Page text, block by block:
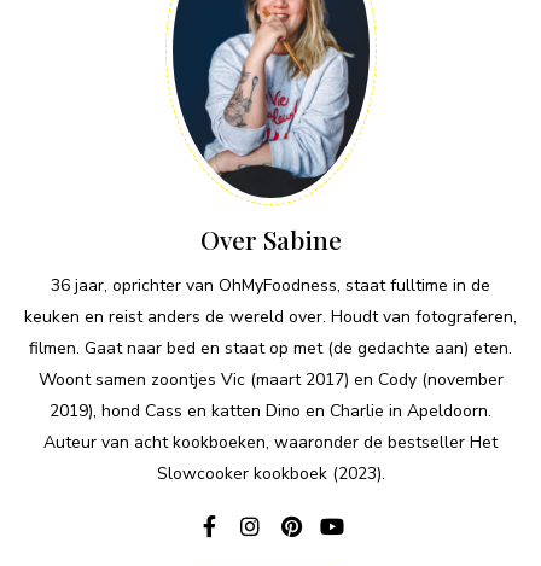
Over Sabine
36 jaar, oprichter van OhMyFoodness, staat fulltime in de
keuken en reist anders de wereld over. Houdt van fotograferen,
filmen. Gaat naar bed en staat op met (de gedachte aan) eten.
Woont samen zoontjes Vic (maart 2017) en Cody (november
2019), hond Cass en katten Dino en Charlie in Apeldoorn.
Auteur van acht kookboeken, waaronder de bestseller Het
Slowcooker kookboek (2023).